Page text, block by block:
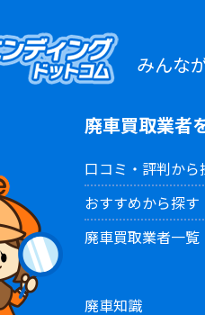
みんな
廃車買取業者
口コミ・評判から
おすすめから探す
廃車買取業者一覧
廃車知識